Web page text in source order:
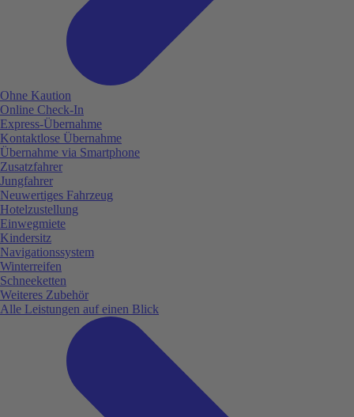
Ohne Kaution
Online Check-In
Express-Übernahme
Kontaktlose Übernahme
Übernahme via Smartphone
Zusatzfahrer
Jungfahrer
Neuwertiges Fahrzeug
Hotelzustellung
Einwegmiete
Kindersitz
Navigationssystem
Winterreifen
Schneeketten
Weiteres Zubehör
Alle Leistungen auf einen Blick